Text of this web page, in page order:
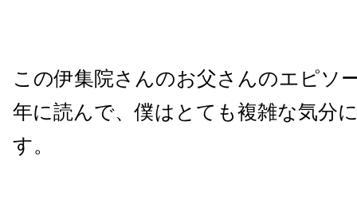
この伊集院さんのお父さんのエピソ
年に読んで、僕はとても複雑な気分
す。